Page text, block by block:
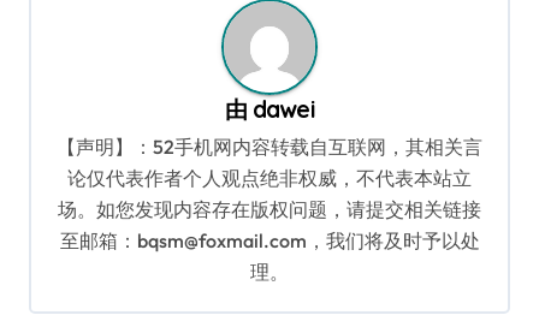
由 dawei
【声明】：52手机网内容转载自互联网，其相关言
论仅代表作者个人观点绝非权威，不代表本站立
场。如您发现内容存在版权问题，请提交相关链接
至邮箱：bqsm@foxmail.com，我们将及时予以处
理。